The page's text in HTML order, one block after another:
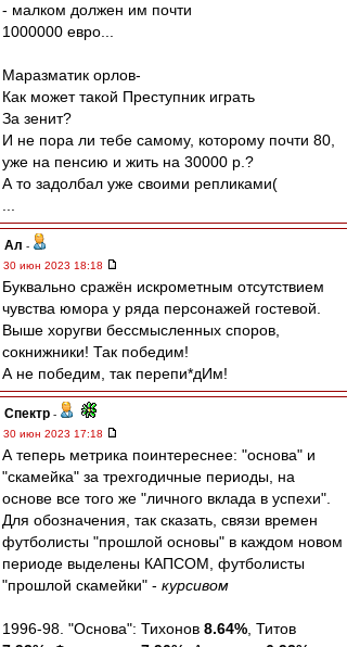
- малком должен им почти
1000000 евро...
Маразматик орлов-
Как может такой Преступник играть
За зенит?
И не пора ли тебе самому, которому почти 80,
уже на пенсию и жить на 30000 р.?
А то задолбал уже своими репликами(
Ал -
30 июн 2023 18:18
Буквально сражён искрометным отсутствием
чувства юмора у ряда персонажей гостевой.
Выше хоругви бессмысленных споров,
сокнижники! Так победим!
А не победим, так перепи*дИм!
Спектр -
30 июн 2023 17:18
А теперь метрика поинтереснее: "основа" и
"скамейка" за трехгодичные периоды, на
основе все того же "личного вклада в успехи".
Для обозначения, так сказать, связи времен
футболисты "прошлой основы" в каждом новом
периоде выделены КАПСОМ, футболисты
"прошлой скамейки" - курсивом
1996-98. "Основа": Тихонов 8.64% , Титов